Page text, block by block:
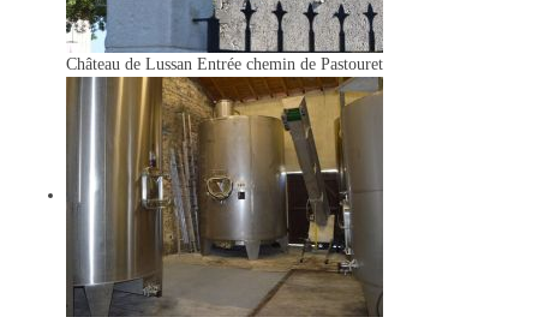
Château de Lussan Entrée chemin de Pastouret